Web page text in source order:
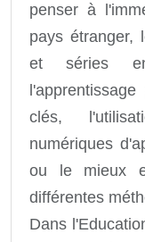
penser à
pays étranger,
et séries
clés,
numériques
ou le mieux
différentes
Dans